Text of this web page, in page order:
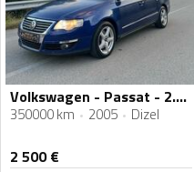
Volkswagen - Passat - 2.0 8v
350000 km 2005 Dizel
2 500€